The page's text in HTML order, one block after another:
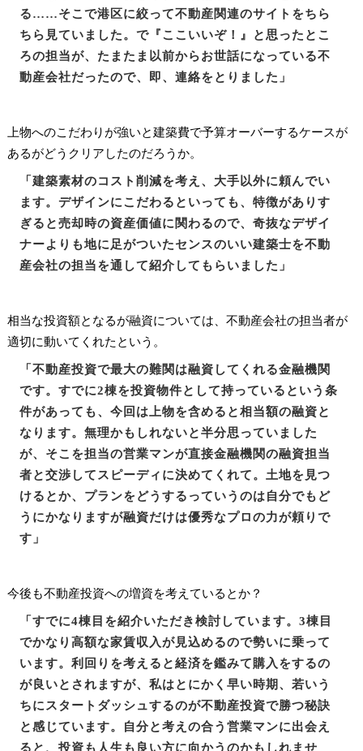
る……そこで港区に絞って不動産関連のサイトをちら
ちら見ていました。で『ここいいぞ！』と思ったとこ
ろの担当が、たまたま以前からお世話になっている不
動産会社だったので、即、連絡をとりました」
上物へのこだわりが強いと建築費で予算オーバーするケースが
あるがどうクリアしたのだろうか。
「建築素材のコスト削減を考え、大手以外に頼んでい
ます。デザインにこだわるといっても、特徴がありす
ぎると売却時の資産価値に関わるので、奇抜なデザイ
ナーよりも地に足がついたセンスのいい建築士を不動
産会社の担当を通して紹介してもらいました」
相当な投資額となるが融資については、不動産会社の担当者が
適切に動いてくれたという。
「不動産投資で最大の難関は融資してくれる金融機関
です。すでに2棟を投資物件として持っているという条
件があっても、今回は上物を含めると相当額の融資と
なります。無理かもしれないと半分思っていました
が、そこを担当の営業マンが直接金融機関の融資担当
者と交渉してスピーディに決めてくれて。土地を見つ
けるとか、プランをどうするっていうのは自分でもど
うにかなりますが融資だけは優秀なプロの力が頼りで
す」
今後も不動産投資への増資を考えているとか？
「すでに4棟目を紹介いただき検討しています。3棟目
でかなり高額な家賃収入が見込めるので勢いに乗って
います。利回りを考えると経済を鑑みて購入をするの
が良いとされますが、私はとにかく早い時期、若いう
ちにスタートダッシュするのが不動産投資で勝つ秘訣
と感じています。自分と考えの合う営業マンに出会え
ると、投資も人生も良い方に向かうのかもしれませ